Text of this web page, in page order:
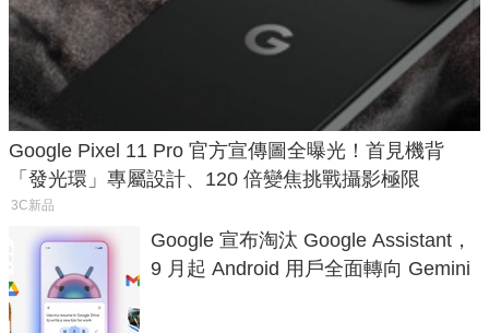
Google Pixel 11 Pro 官方宣傳圖全曝光！首見機背
「發光環」專屬設計、120 倍變焦挑戰攝影極限
3C新品
Google 宣布淘汰 Google Assistant，
9 月起 Android 用戶全面轉向 Gemini